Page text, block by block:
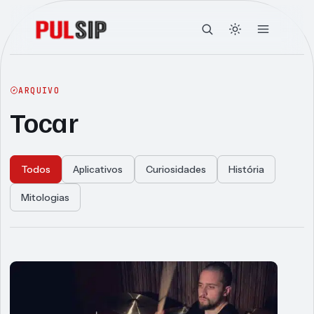
ARQUIVO
Tocar
Todos Aplicativos Curiosidades História
Mitologias
Articles